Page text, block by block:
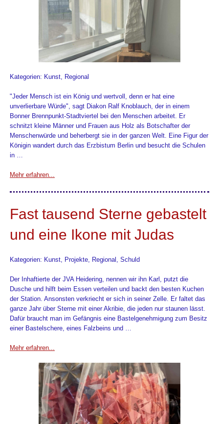
Kategorien: Kunst, Regional
"Jeder Mensch ist ein König und wertvoll, denn er hat eine
unverlierbare Würde", sagt Diakon Ralf Knoblauch, der in einem
Bonner Brennpunkt-Stadtviertel bei den Menschen arbeitet. Er
schnitzt kleine Männer und Frauen aus Holz als Botschafter der
Menschenwürde und beherbergt sie in der ganzen Welt. Eine Figur der
Königin wandert durch das Erzbistum Berlin und besucht die Schulen
in …
Mehr erfahren...
Fast tausend Sterne gebastelt
und eine Ikone mit Judas
Kategorien: Kunst, Projekte, Regional, Schuld
Der Inhaftierte der JVA Heidering, nennen wir ihn Karl, putzt die
Dusche und hilft beim Essen verteilen und backt den besten Kuchen
der Station. Ansonsten verkriecht er sich in seiner Zelle. Er faltet das
ganze Jahr über Sterne mit einer Akribie, die jeden nur staunen lässt.
Dafür braucht man im Gefängnis eine Bastelgenehmigung zum Besitz
einer Bastelschere, eines Falzbeins und …
Mehr erfahren...